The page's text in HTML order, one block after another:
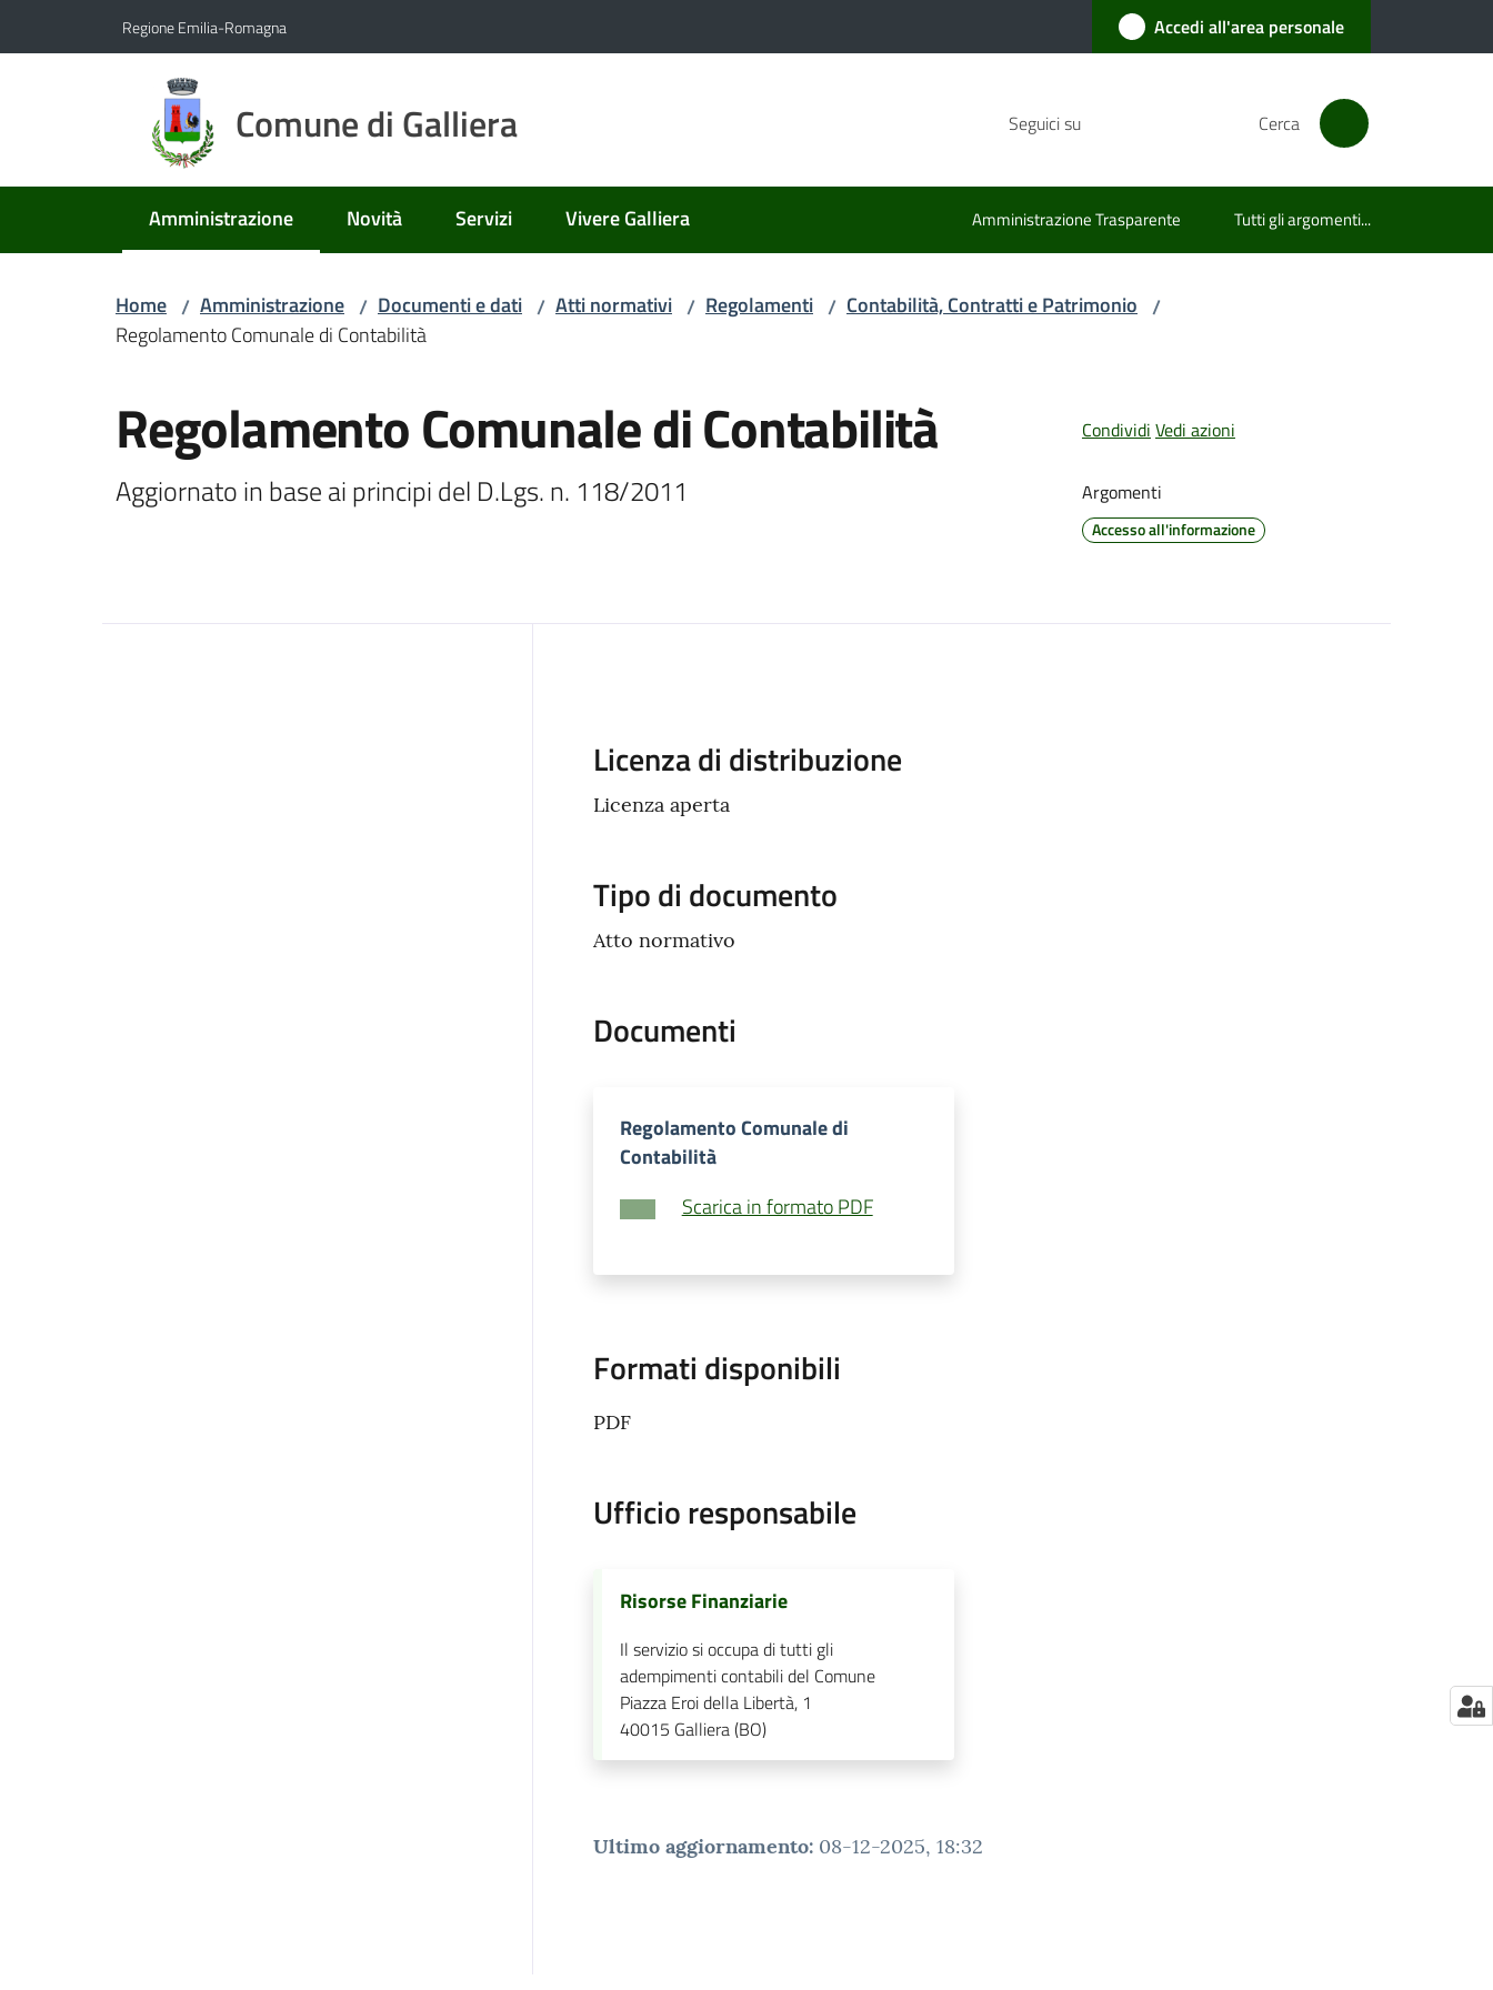
Regione Emilia-Romagna Accedi all'area personale
Comune di Galliera Seguici su Cerca
Amministrazione
Menu selezionato Novità Servizi Vivere Galliera Amministrazione Trasparente Tutti gli argomenti...
Home / Amministrazione / Documenti e dati / Atti normativi / Regolamenti / Contabilità, Contratti e Patrimonio /
Regolamento Comunale di Contabilità
Regolamento Comunale di Contabilità
Aggiornato in base ai principi del D.Lgs. n. 118/2011
Condividi Vedi azioni
Argomenti
Accesso all'informazione
Descrizione
Licenza di distribuzione
Licenza aperta
Tipo di documento
Atto normativo
Documenti
Regolamento Comunale di
Contabilità
Scarica in formato PDF
Formati disponibili
PDF
Ufficio responsabile
Risorse Finanziarie
Il servizio si occupa di tutti gli
adempimenti contabili del Comune
Piazza Eroi della Libertà, 1
40015 Galliera (BO)
Ultimo aggiornamento: 08-12-2025, 18:32